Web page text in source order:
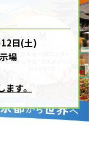
日(土)
場
す。